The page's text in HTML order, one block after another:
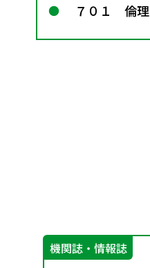
７０１ 倫理
機関誌・情報誌